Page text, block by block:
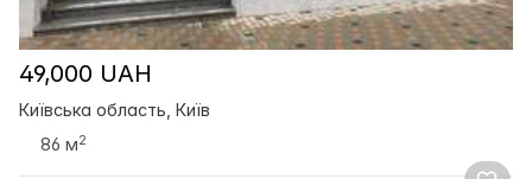
49,000 UAH
Київська область, Київ
86 м2